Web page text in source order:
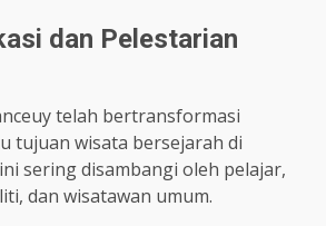
dan Pelestarian
telah bertransformasi
tujuan wisata bersejarah di
sering disambangi oleh pelajar,
dan wisatawan umum.